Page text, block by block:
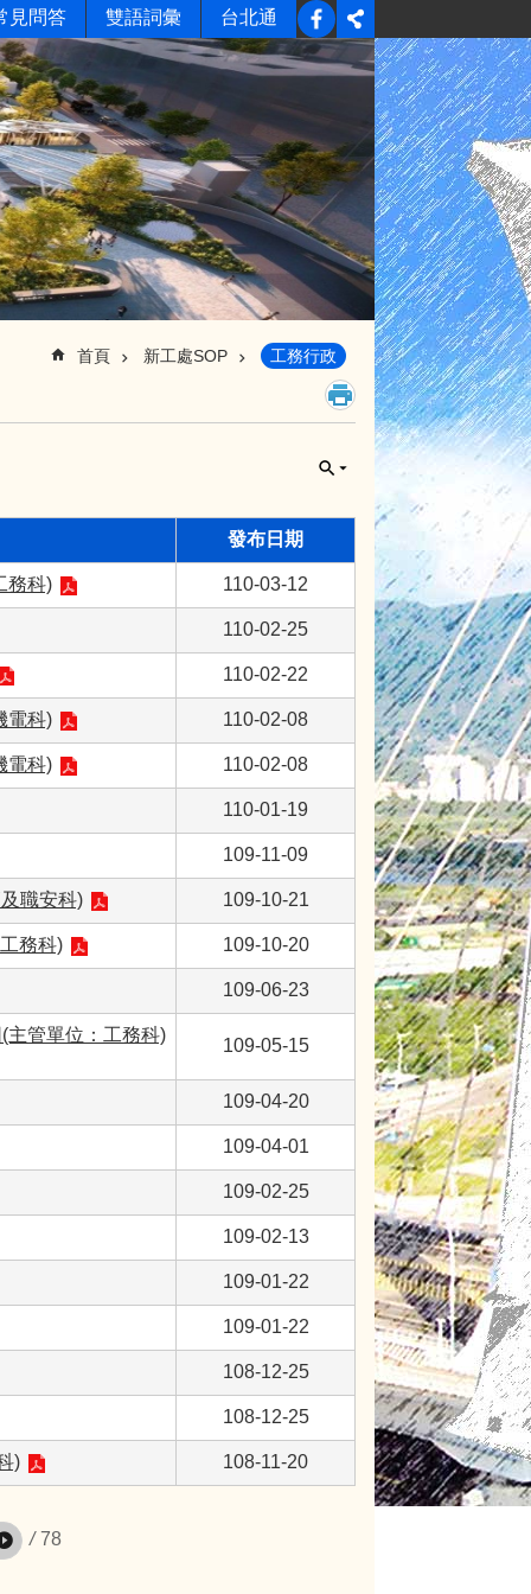
見問答 雙語詞彙 台北通
首頁 新工處SOP 工務行政
發布日期
務科) 110-03-12
110-02-25
110-02-22
電科) 110-02-08
電科) 110-02-08
110-01-19
109-11-09
職安科) 109-10-21
務科) 109-10-20
109-06-23
主管單位：工務科)
109-05-15
109-04-20
109-04-01
109-02-25
109-02-13
109-01-22
109-01-22
108-12-25
108-12-25
) 108-11-20
/ 78